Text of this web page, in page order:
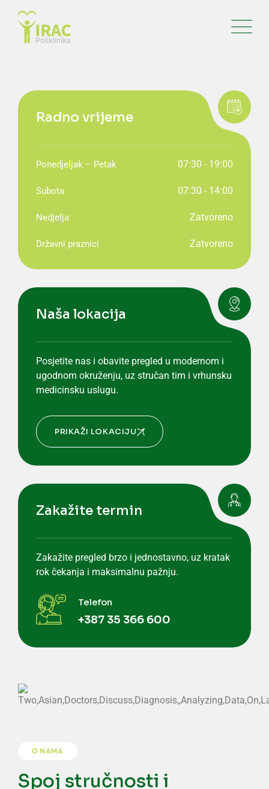
Radno vrijeme
Ponedjeljak – Petak 07:30 - 19:00
Subota 07:30 - 14:00
Nedjelja Zatvoreno
Državni praznici Zatvoreno
Naša lokacija
Posjetite nas i obavite pregled u modernom i
ugodnom okruženju, uz stručan tim i vrhunsku
medicinsku uslugu.
PRIKAŽI LOKACIJU
Zakažite termin
Zakažite pregled brzo i jednostavno, uz kratak
rok čekanja i maksimalnu pažnju.
Telefon
+387 35 366 600
O NAMA
Spoj stručnosti i